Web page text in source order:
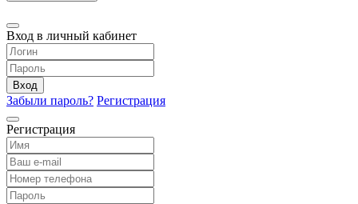
Вход в личный кабинет
Вход
Забыли пароль? Регистрация
Регистрация